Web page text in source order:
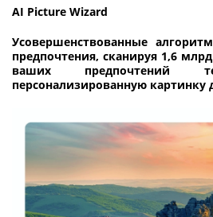
AI Picture Wizard
Усовершенствованные
предпочтения, сканируя 1,6
ваших предпочтений
персонализированную картинку